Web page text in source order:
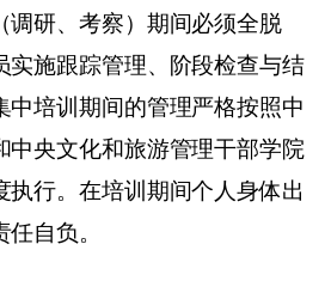
调研、考察）期间必须全脱
实施跟踪管理、阶段检查与结
中培训期间的管理严格按照中
中央文化和旅游管理干部学院
执行。在培训期间个人身体出
自负。